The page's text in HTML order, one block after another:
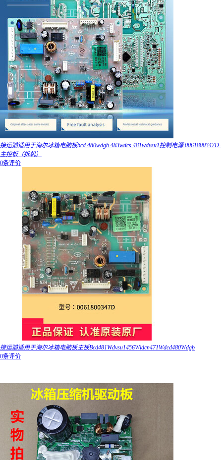
接运猫适用于海尔冰箱电脑板bcd 480wdgb 483wdcs 481wdvsu1控制电源 0061800347D-
主控板（拆机）
0条评价
接运猫适用于海尔冰箱电脑板主板Bcd481Wdvsu1456Wldcn471Wdcd480Wdgb
0条评价